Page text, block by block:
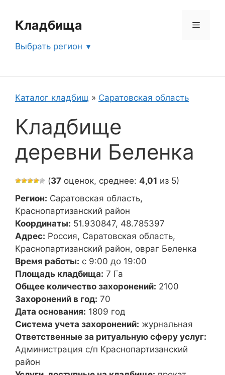
содержимому
Кладбища Меню
Выбрать регион
Каталог кладбищ » Саратовская область
Кладбище
деревни Беленка
(37 оценок, среднее: 4,01 из 5)
Регион: Саратовская область,
Краснопартизанский район
Координаты: 51.930847, 48.785397
Адрес: Россия, Саратовская область,
Краснопартизанский район, овраг Беленка
Время работы: с 9:00 до 19:00
Площадь кладбища: 7 Га
Общее количество захоронений: 2100
Захоронений в год: 70
Дата основания: 1809 год
Система учета захоронений: журнальная
Ответственные за ритуальную сферу услуг:
Администрация с/п Краснопартизанский
район